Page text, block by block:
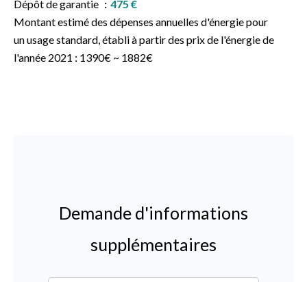
Dépôt de garantie
475 €
Montant estimé des dépenses annuelles d'énergie pour
un usage standard, établi à partir des prix de l'énergie de
l'année 2021 : 1390€ ~ 1882€
Demande d'informations
supplémentaires